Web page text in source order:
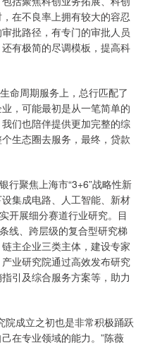
在不良率上拥有较大的容忍
批路径，有专门的审批人员
有极简的尽调模板，提高科
命周期服务上，总行匹配了
，可能最初是从一笔简单的
们也陪伴提供更加完整的综
生态圈去服务，最终，贷款
行聚焦上海市“3+6”战略性新
集成电路、人工智能、新材
开展细分赛道行业研究。目
线、跨层级的复合型研究梯
主企业三类主体，建设专家
业研究院通过高效发布研究
引及综合服务方案等，助力
院成立之初也是非常积极踊跃
在专业领域的能力。”陈薇